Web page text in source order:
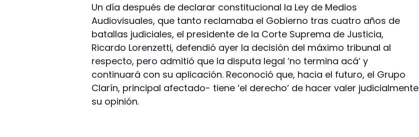
Un día después de declarar constitucional la Ley de Medios
Audiovisuales, que tanto reclamaba el Gobierno tras cuatro años de
batallas judiciales, el presidente de la Corte Suprema de Justicia,
Ricardo Lorenzetti, defendió ayer la decisión del máximo tribunal al
respecto, pero admitió que la disputa legal ‘no termina acá‘ y
continuará con su aplicación. Reconoció que, hacia el futuro, el Grupo
Clarín, principal afectado- tiene ‘el derecho‘ de hacer valer judicialmente
su opinión.